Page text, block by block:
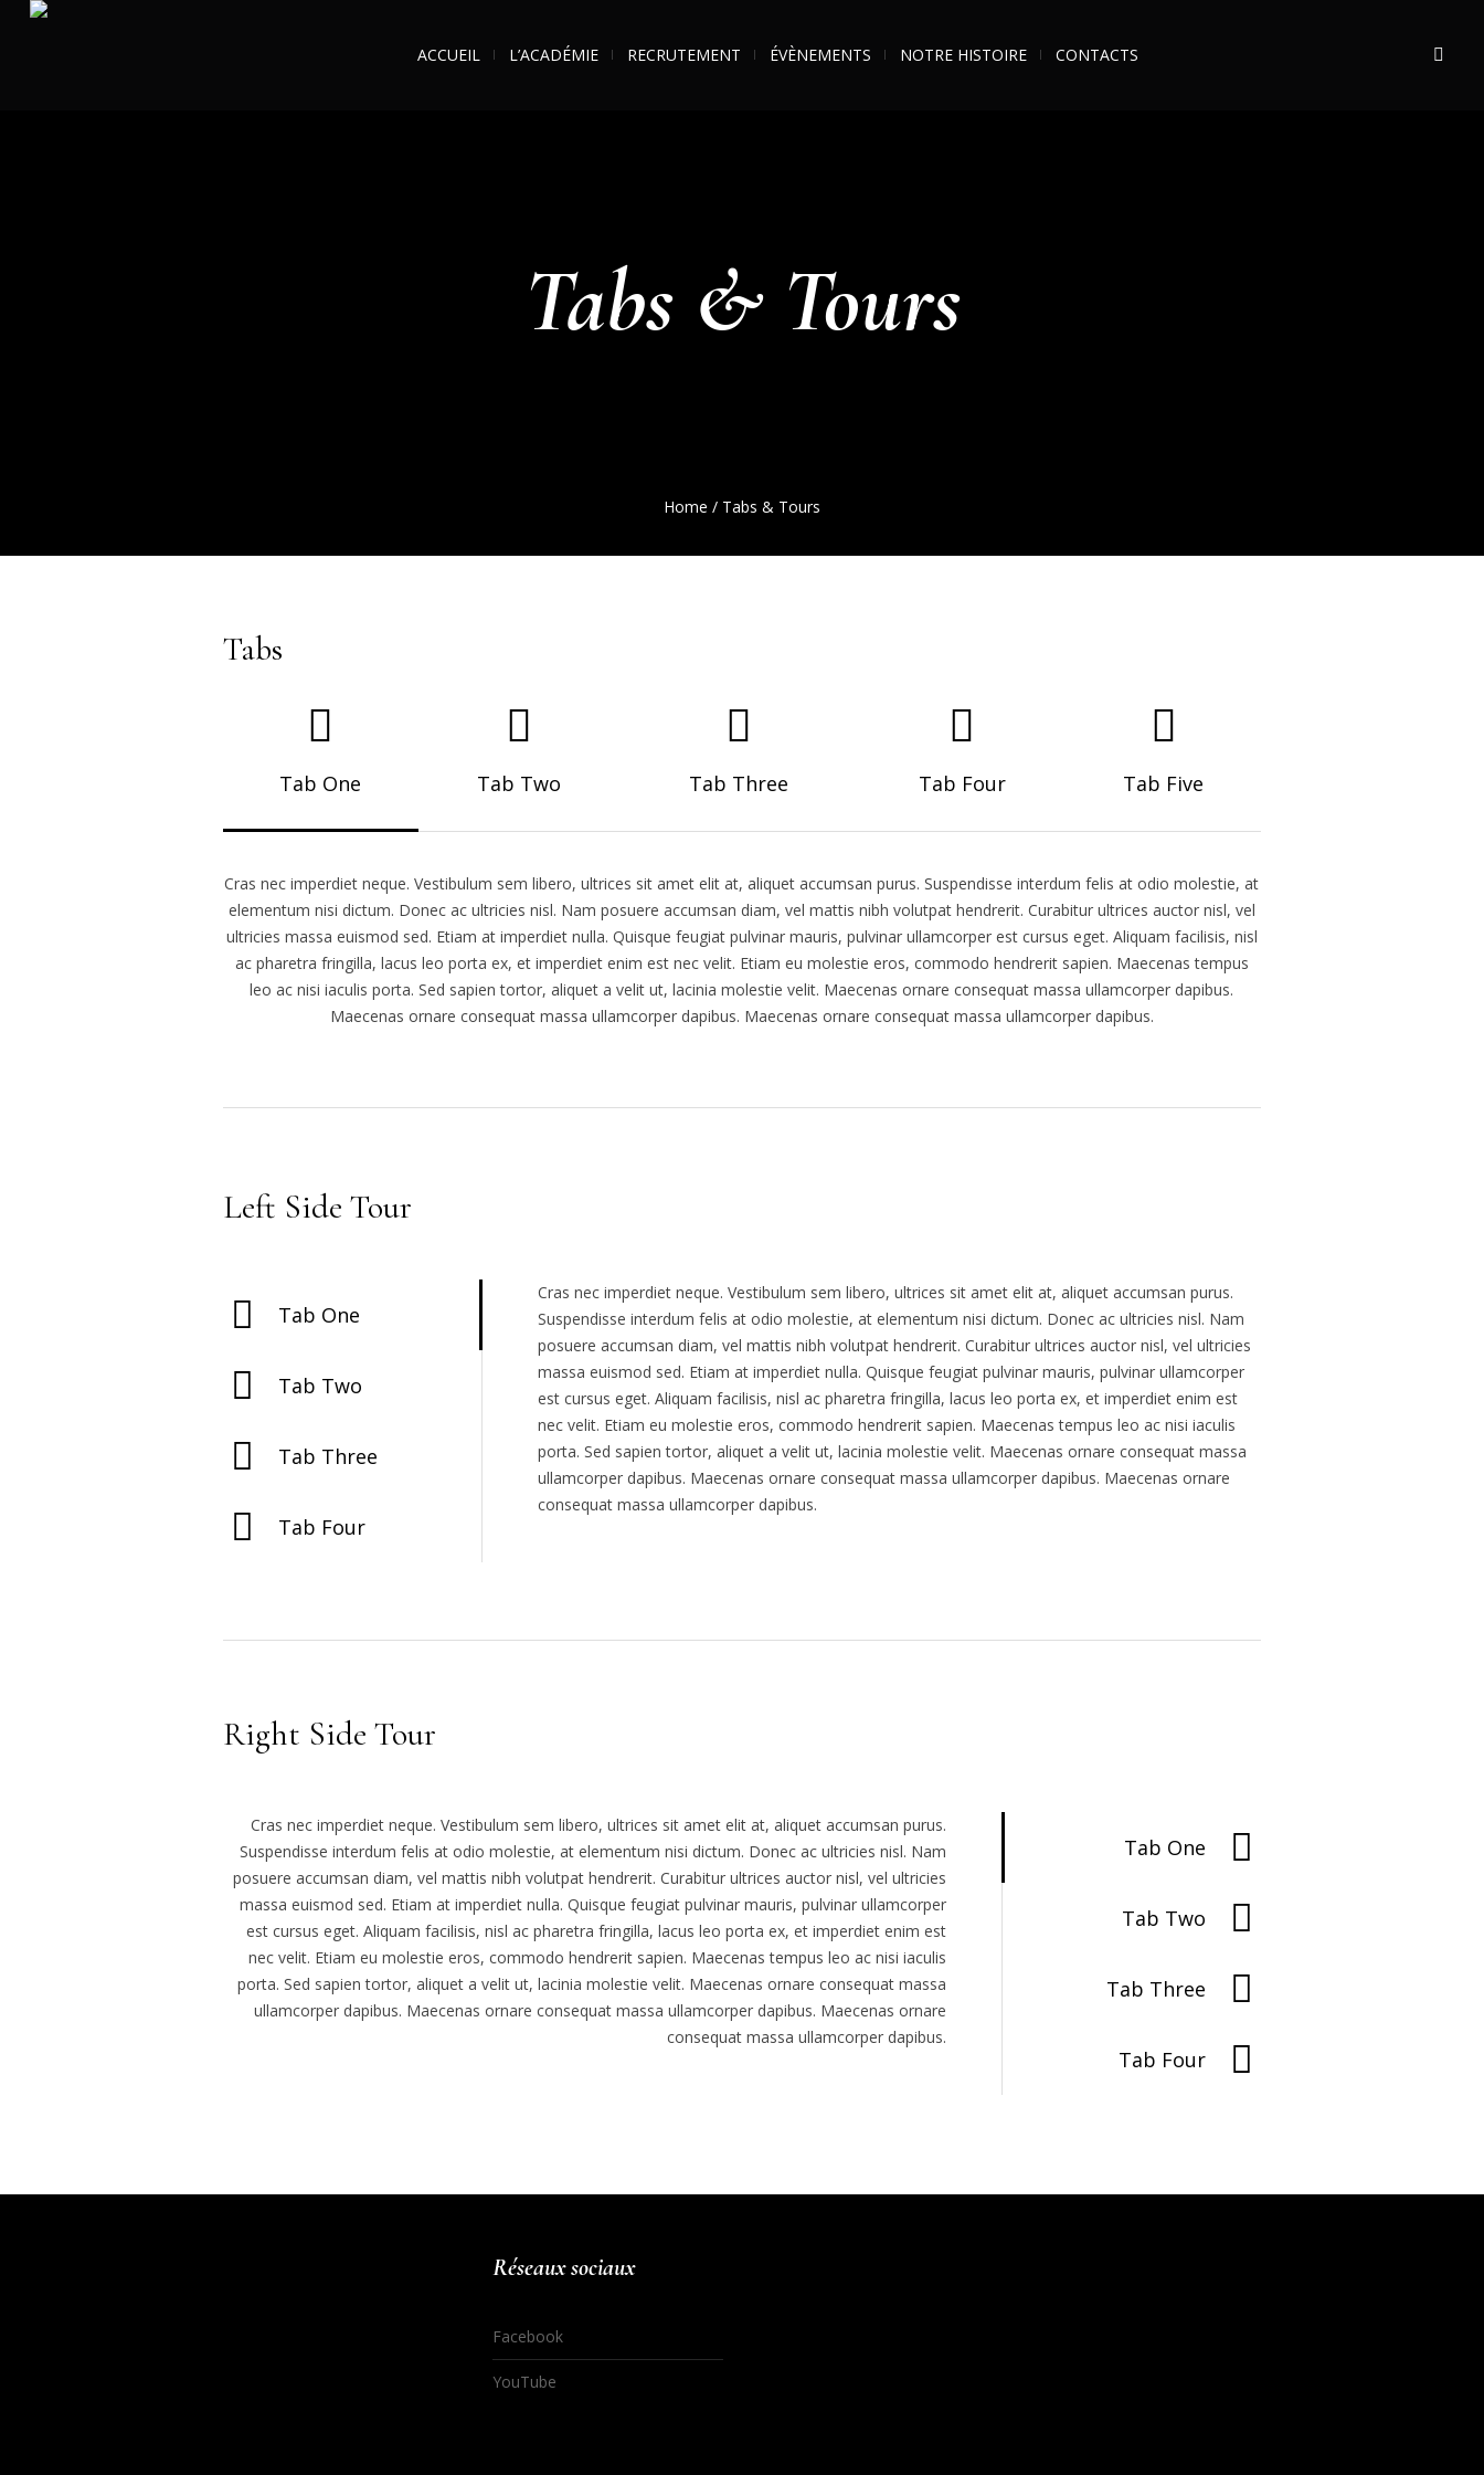
ACCUEIL L’ACADÉMIE RECRUTEMENT ÉVÈNEMENTS NOTRE HISTOIRE CONTACTS
Tabs & Tours
Home / Tabs & Tours
Tabs
Tab One Tab Two Tab Three Tab Four Tab Five
Cras nec imperdiet neque. Vestibulum sem libero, ultrices sit amet elit at, aliquet accumsan purus. Suspendisse interdum felis at odio molestie, at
elementum nisi dictum. Donec ac ultricies nisl. Nam posuere accumsan diam, vel mattis nibh volutpat hendrerit. Curabitur ultrices auctor nisl, vel
ultricies massa euismod sed. Etiam at imperdiet nulla. Quisque feugiat pulvinar mauris, pulvinar ullamcorper est cursus eget. Aliquam facilisis, nisl
ac pharetra fringilla, lacus leo porta ex, et imperdiet enim est nec velit. Etiam eu molestie eros, commodo hendrerit sapien. Maecenas tempus
leo ac nisi iaculis porta. Sed sapien tortor, aliquet a velit ut, lacinia molestie velit. Maecenas ornare consequat massa ullamcorper dapibus.
Maecenas ornare consequat massa ullamcorper dapibus. Maecenas ornare consequat massa ullamcorper dapibus.
Left Side Tour
Tab One
Tab Two
Tab Three
Tab Four
Cras nec imperdiet neque. Vestibulum sem libero, ultrices sit amet elit at, aliquet accumsan purus.
Suspendisse interdum felis at odio molestie, at elementum nisi dictum. Donec ac ultricies nisl. Nam
posuere accumsan diam, vel mattis nibh volutpat hendrerit. Curabitur ultrices auctor nisl, vel ultricies
massa euismod sed. Etiam at imperdiet nulla. Quisque feugiat pulvinar mauris, pulvinar ullamcorper
est cursus eget. Aliquam facilisis, nisl ac pharetra fringilla, lacus leo porta ex, et imperdiet enim est
nec velit. Etiam eu molestie eros, commodo hendrerit sapien. Maecenas tempus leo ac nisi iaculis
porta. Sed sapien tortor, aliquet a velit ut, lacinia molestie velit. Maecenas ornare consequat massa
ullamcorper dapibus. Maecenas ornare consequat massa ullamcorper dapibus. Maecenas ornare
consequat massa ullamcorper dapibus.
Right Side Tour
Tab One
Tab Two
Tab Three
Tab Four
Cras nec imperdiet neque. Vestibulum sem libero, ultrices sit amet elit at, aliquet accumsan purus.
Suspendisse interdum felis at odio molestie, at elementum nisi dictum. Donec ac ultricies nisl. Nam
posuere accumsan diam, vel mattis nibh volutpat hendrerit. Curabitur ultrices auctor nisl, vel ultricies
massa euismod sed. Etiam at imperdiet nulla. Quisque feugiat pulvinar mauris, pulvinar ullamcorper
est cursus eget. Aliquam facilisis, nisl ac pharetra fringilla, lacus leo porta ex, et imperdiet enim est
nec velit. Etiam eu molestie eros, commodo hendrerit sapien. Maecenas tempus leo ac nisi iaculis
porta. Sed sapien tortor, aliquet a velit ut, lacinia molestie velit. Maecenas ornare consequat massa
ullamcorper dapibus. Maecenas ornare consequat massa ullamcorper dapibus. Maecenas ornare
consequat massa ullamcorper dapibus.
Réseaux sociaux
Facebook
YouTube